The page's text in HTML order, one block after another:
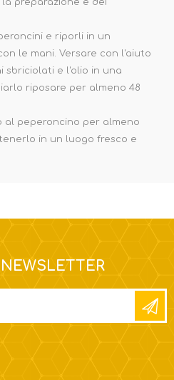
preparazione e dei
e riporli in un
le mani. Versare con l'aiuto
sbriciolati e l'olio in una
riposare per almeno 48
al peperoncino per almeno
in un luogo fresco e